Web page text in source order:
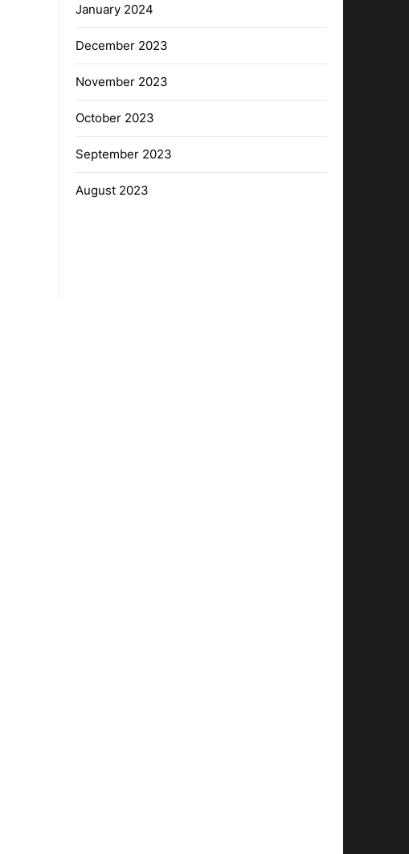
January 2024
December 2023
November 2023
October 2023
September 2023
August 2023